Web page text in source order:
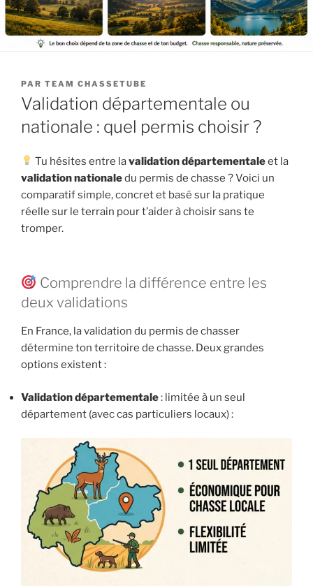
PUBLIÉ
LE
PAR TEAM CHASSETUBE
Validation départementale ou
nationale : quel permis choisir ?
Tu hésites entre lavalidation départementaleet la
validation nationaledu permis de chasse ? Voici un
comparatif simple, concret et basé sur la pratique
réelle sur le terrain pour t’aider à choisir sans te
tromper.
Comprendre la différence entre les
deux validations
En France, la validation du permis de chasser
détermine ton territoire de chasse. Deux grandes
options existent :
Validation départementale: limitée à un seul
département (avec cas particuliers locaux) :